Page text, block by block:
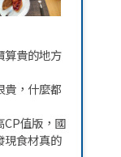
算貴的地方
貴，什麼都
CP值版，國
現食材真的